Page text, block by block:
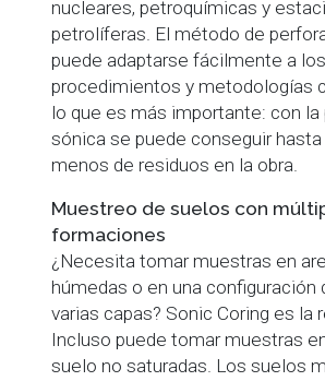
nucleares, petroquímicas y
petrolíferas. El método de
puede adaptarse fácilmente a los
procedimientos y metodologías
lo que es más importante: con
sónica se puede conseguir hasta
menos de residuos en la obra.
Muestreo de suelos con
formaciones
¿Necesita tomar muestras en
húmedas o en una configuración
varias capas? Sonic Coring es la
Incluso puede tomar muestras
suelo no saturadas. Los suelos